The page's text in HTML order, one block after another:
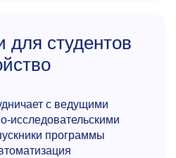
металлургии стали,
технологий и защиты
для студентов
с ведущими
исследовательскими
программы